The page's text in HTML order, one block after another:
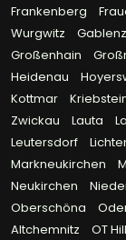
Frankenberg
Wurgwitz
Gablenz
Großenhain
Heidenau
Kottmar
Zwickau
Lauta
Leutersdorf
Markneukirchen
Neukirchen
Oberschöna
Altchemnitz
OT